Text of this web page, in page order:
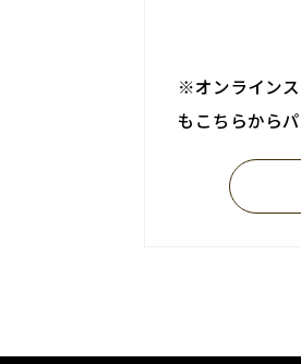
※オンライン
もこちらから